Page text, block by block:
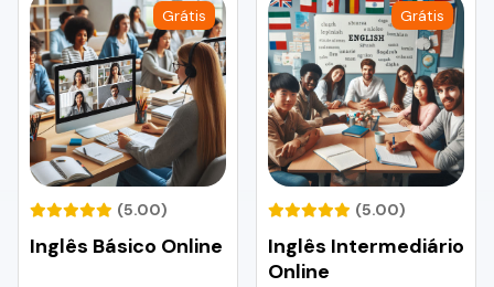
Grátis
(5.00)
Inglês Básico Online
Grátis
(5.00)
Inglês Intermediário
Online